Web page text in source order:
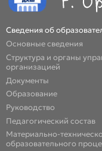
Сведения об
Основные сведения
Структура и органы
организацией
Документы
Образование
Руководство
Педагогический состав
Материально-
образовательного